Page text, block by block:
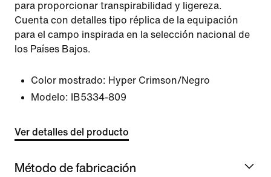
para proporcionar transpirabilidad y ligereza.
Cuenta con detalles tipo réplica de la equipación
para el campo inspirada en la selección nacional de
los Países Bajos.
Color mostrado: Hyper Crimson/Negro
Modelo:
IB5334-809
Ver detalles del producto
Método de fabricación